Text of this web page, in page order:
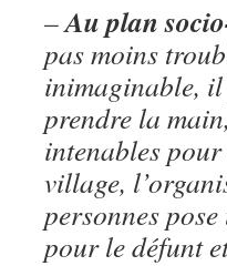
–Au plan
pas moins
inimaginable, il
prendre la
intenables
village,
personnes
pour le défunt